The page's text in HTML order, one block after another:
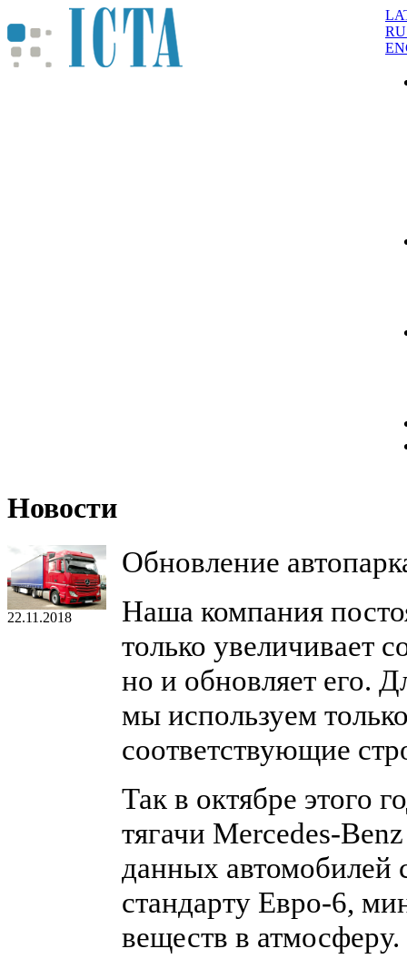
Новости
22.11.2018
Обновление
Наша компания
только увеличивает
но и обновляет его.
мы используем
соответствующие
Так в октябре этого
тягачи Mercedes-
данных автомобилей
стандарту Евро-6,
веществ в атмосферу.